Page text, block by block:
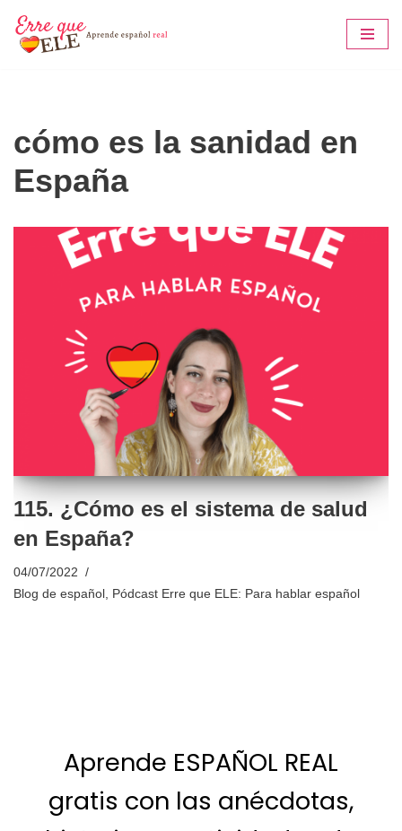
Saltar
cómo es la sanidad en
España
115. ¿Cómo es el sistema de salud
en España?
04/07/2022
Blog de español , Pódcast Erre que ELE: Para hablar español
Aprende ESPAÑOL REAL
gratis con las anécdotas,